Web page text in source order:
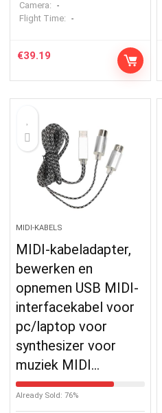
Camera: -
Flight Time: -
€39.19
MIDI-KABELS
MIDI-kabeladapter,
bewerken en
opnemen USB MIDI-
interfacekabel voor
pc/laptop voor
synthesizer voor
muziek MIDI…
Already Sold: 76%